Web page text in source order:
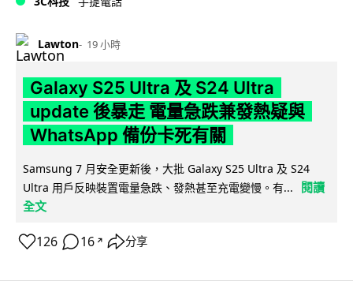
Lawton 19 小時
Galaxy S25 Ultra 及 S24 Ultra
update 後暴走 電量急跌兼發熱疑與
WhatsApp 備份卡死有關
Samsung 7 月安全更新後，大批 Galaxy S25 Ultra 及 S24
Ultra 用戶反映裝置電量急跌、發熱甚至充電變慢。有...
閱讀
全文
126 16 ↗ 分享